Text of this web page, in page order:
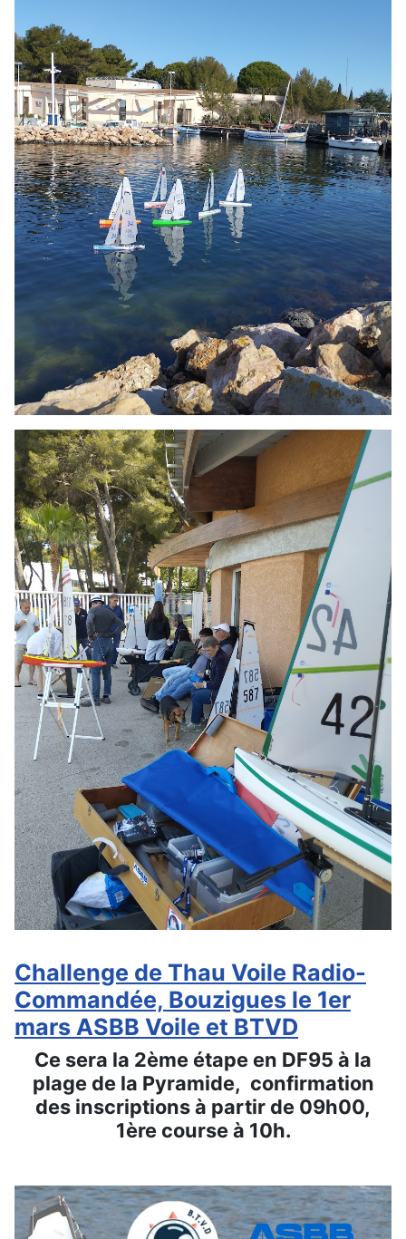
Challenge de Thau Voile Radio-
Commandée, Bouzigues le 1er
mars ASBB Voile et BTVD
Ce sera la 2ème étape en DF95 à la
plage de la Pyramide, confirmation
des inscriptions à partir de 09h00,
1ère course à 10h.